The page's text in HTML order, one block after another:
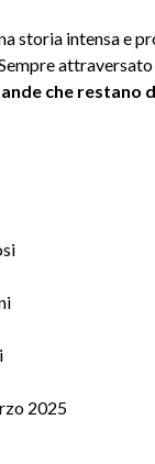
storia intensa e
che restano
2025